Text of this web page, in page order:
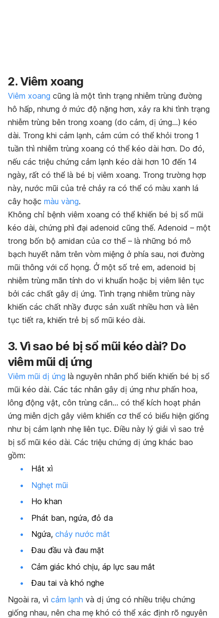
2. Viêm xoang
Viêm xoang cũng là một tình trạng nhiễm trùng đường
hô hấp, nhưng ở mức độ nặng hơn, xảy ra khi tình trạng
nhiễm trùng bên trong xoang (do cảm, dị ứng…) kéo
dài. Trong khi cảm lạnh, cảm cúm có thể khỏi trong 1
tuần thì nhiễm trùng xoang có thể kéo dài hơn. Do đó,
nếu các triệu chứng cảm lạnh kéo dài hơn 10 đến 14
ngày, rất có thể là bé bị viêm xoang. Trong trường hợp
này, nước mũi của trẻ chảy ra có thể có màu xanh lá
cây hoặc màu vàng.
Không chỉ bệnh viêm xoang có thể khiến bé bị sổ mũi
kéo dài, chứng phì đại adenoid cũng thế. Adenoid – một
trong bốn bộ amidan của cơ thể – là những bó mô
bạch huyết nằm trên vòm miệng ở phía sau, nơi đường
mũi thông với cổ họng. Ở một số trẻ em, adenoid bị
nhiễm trùng mãn tính do vi khuẩn hoặc bị viêm liên tục
bởi các chất gây dị ứng. Tình trạng nhiễm trùng này
khiến các chất nhầy được sản xuất nhiều hơn và liên
tục tiết ra, khiến trẻ bị sổ mũi kéo dài.
3. Vì sao bé bị sổ mũi kéo dài? Do
viêm mũi dị ứng
Viêm mũi dị ứng là nguyên nhân phổ biến khiến bé bị sổ
mũi kéo dài. Các tác nhân gây dị ứng như phấn hoa,
lông động vật, côn trùng cắn… có thể kích hoạt phản
ứng miễn dịch gây viêm khiến cơ thể có biểu hiện giống
như bị cảm lạnh nhẹ liên tục. Điều này lý giải vì sao trẻ
bị sổ mũi kéo dài. Các triệu chứng dị ứng khác bao
gồm:
Hắt xì
Nghẹt mũi
Ho khan
Phát ban, ngứa, đỏ da
Ngứa, chảy nước mắt
Đau đầu và đau mặt
Cảm giác khó chịu, áp lực sau mắt
Đau tai và khó nghe
Ngoài ra, vì cảm lạnh và dị ứng có nhiều triệu chứng
giống nhau, nên cha mẹ khó có thể xác định rõ nguyên